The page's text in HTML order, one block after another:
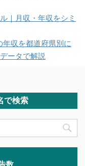
｜月収・年収をシミ
年収を都道府県別に
ータで解説
で検索